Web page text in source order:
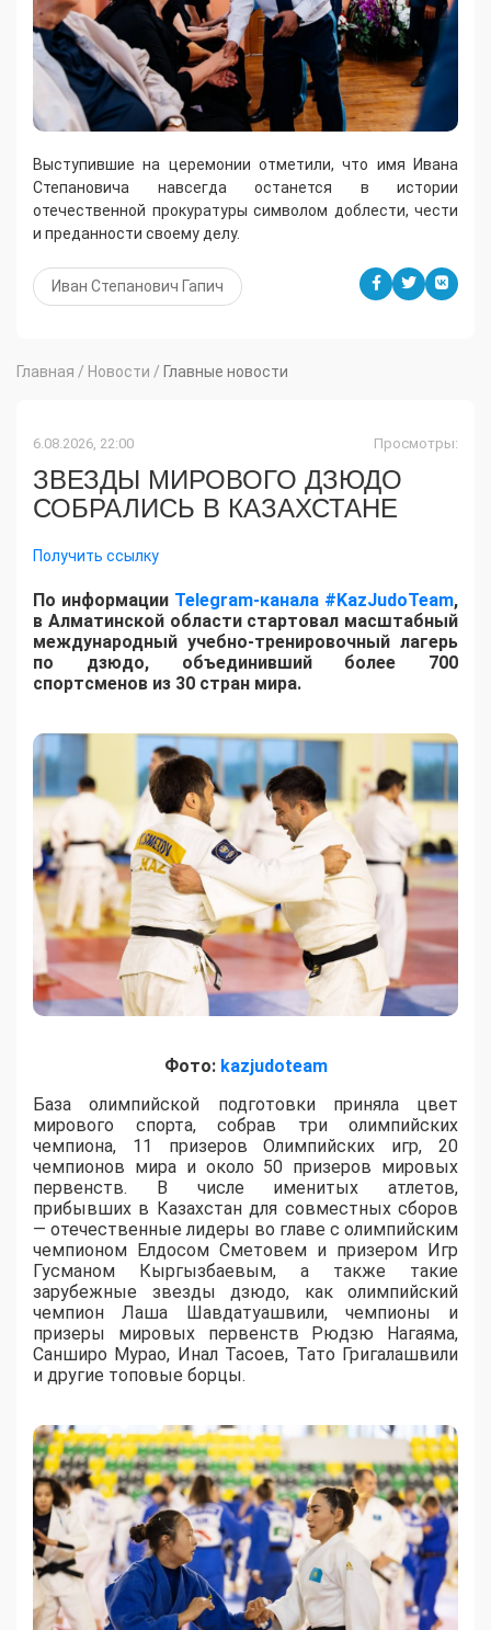
Выступившие на церемонии отметили, что имя Ивана
Степановича навсегда останется в истории
отечественной прокуратуры символом доблести, чести
и преданности своему делу.
Иван Степанович Гапич
Главная / Новости / Главные новости
6.08.2026, 22:00 Просмотры:
ЗВЕЗДЫ МИРОВОГО ДЗЮДО
СОБРАЛИСЬ В КАЗАХСТАНЕ
Получить ссылку
По информации Telegram-канала #KazJudoTeam,
в Алматинской области стартовал масштабный
международный учебно-тренировочный лагерь
по дзюдо, объединивший более 700
спортсменов из 30 стран мира.
Фото: kazjudoteam
База олимпийской подготовки приняла цвет
мирового спорта, собрав три олимпийских
чемпиона, 11 призеров Олимпийских игр, 20
чемпионов мира и около 50 призеров мировых
первенств. В числе именитых атлетов,
прибывших в Казахстан для совместных сборов
— отечественные лидеры во главе с олимпийским
чемпионом Елдосом Сметовем и призером Игр
Гусманом Кыргызбаевым, а также такие
зарубежные звезды дзюдо, как олимпийский
чемпион Лаша Шавдатуашвили, чемпионы и
призеры мировых первенств Рюдзю Нагаяма,
Санширо Мурао, Инал Тасоев, Тато Григалашвили
и другие топовые борцы.